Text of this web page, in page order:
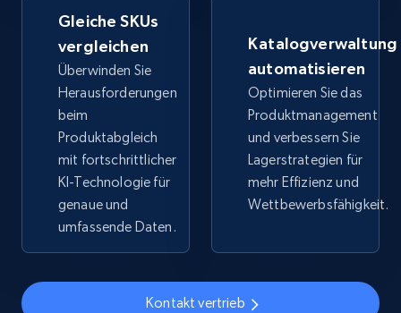
TikTok Shop - category
URL, Title, Available, Description, Currency, Initial
price, Final price, Discount percent, and more.
5.4K+ 667+ Jetzt anfangen
TikTok Shop - Collect TikTok shop products
price, Final price, Discount percent, and more.
Gleiche SKUs
vergleichen
Überwinden Sie
Herausforderungen
beim
Produktabgleich
mit fortschrittlicher
KI-Technologie für
genaue und
umfassende Daten.
Katalogverwaltung
automatisieren
Optimieren Sie das
Produktmanagement
und verbessern Sie
Lagerstrategien für
mehr Effizienz und
Wettbewerbsfähigkeit.
Kontakt vertrieb